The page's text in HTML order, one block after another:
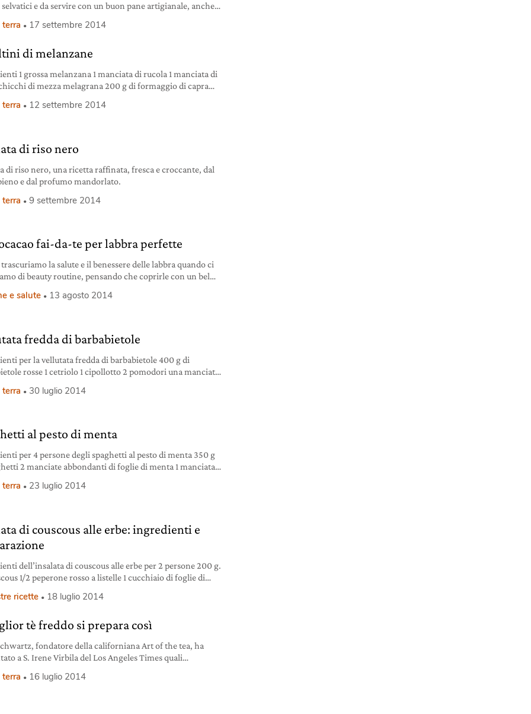
e da servire con un buon pane artigianale, anche
per affrontare il cambio di stagione e i primi freddi.
terra 17 settembre 2014
di melanzane
1 grossa melanzana 1 manciata di rucola 1 manciata di
di mezza melagrana 200 g di formaggio di capra
Preparazione Lavare la
terra 12 settembre 2014
di riso nero
di riso nero, una ricetta raffinata, fresca e croccante, dal
e dal profumo mandorlato.
terra 9 settembre 2014
fai-da-te per labbra perfette
trascuriamo la salute e il benessere delle labbra quando ci
di beauty routine, pensando che coprirle con un bel
morbide ed avere un bel colorito, hanno bisogno di cure
e salute 13 agosto 2014
fredda di barbabietole
per la vellutata fredda di barbabietole 400 g di
rosse 1 cetriolo 1 cipollotto 2 pomodori una manciata
extravergine di oliva sale marino integrale pepe nero
terra 30 luglio 2014
al pesto di menta
per 4 persone degli spaghetti al pesto di menta 350 g
2 manciate abbondanti di foglie di menta 1 manciata
grattugiato (oppure pangrattato tostato) olio
al pesto di menta Lavare
terra 23 luglio 2014
di couscous alle erbe: ingredienti e
dell’insalata di couscous alle erbe per 2 persone 200 g.
1/2 peperone rosso a listelle 1 cucchiaio di foglie di
3 cucchiai di prezzemolo tritato 3 cucchiai di menta
ricette 18 luglio 2014
tè freddo si prepara così
fondatore della californiana Art of the tea, ha
a S. Irene Virbila del Los Angeles Times quali
Il suo tè nero classico ha recentemente vinto un premio
terra 16 luglio 2014